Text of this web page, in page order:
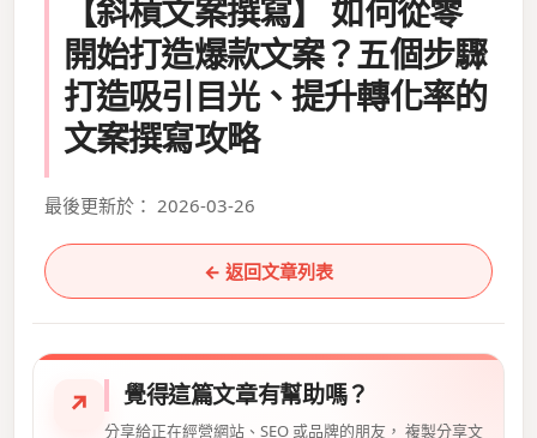
【斜槓文案撰寫】 如何從零
開始打造爆款文案？五個步驟
打造吸引目光、提升轉化率的
文案撰寫攻略
最後更新於： 2026-03-26
← 返回文章列表
↗ 覺得這篇文章有幫助嗎？
分享給正在經營網站、SEO 或品牌的朋友， 複製分享文